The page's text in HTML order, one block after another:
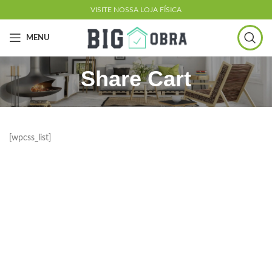
VISITE NOSSA LOJA FÍSICA
MENU
Share Cart
[wpcss_list]